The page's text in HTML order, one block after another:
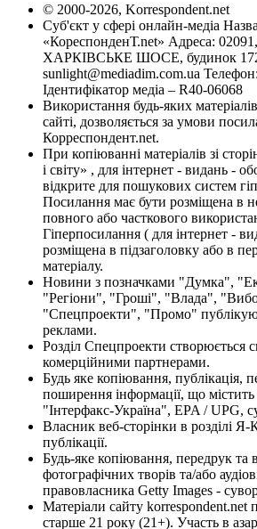
© 2000-2026, Korrespondent.net
Суб'єкт у сфері онлайн-медіа
«КореспонденТ.net» Адреса:
ХАРКІВСЬКЕ ШОСЕ, будинок
sunlight@mediadim.com.ua
Ідентифікатор медіа – R40-06068
Використання будь-яких
сайті, дозволяється за умови
Корреспондент.net.
При копіюванні матеріалів зі
і світу» , для інтернет - видань -
відкрите для пошукових систем
Посилання має бути розміщена в
повного або часткового
Гіперпосилання ( для інтернет -
розміщена в підзаголовку або в
матеріалу.
Новини з позначками "Думка",
"Регіони", "Гроші", "Влада",
"Спецпроекти", "Промо"
реклами.
Розділ Спецпроекти створюється
комерційними партнерами.
Будь яке копіювання, публікація,
поширення інформації, що
"Інтерфакс-Україна", EPA / UPG,
Власник веб-сторінки в розділі
публікації.
Будь-яке копіювання, передрук та
фотографічних творів та/або
правовласника Getty Images -
Матеріали сайту korrespondent.net
старше 21 року (21+). Участь в